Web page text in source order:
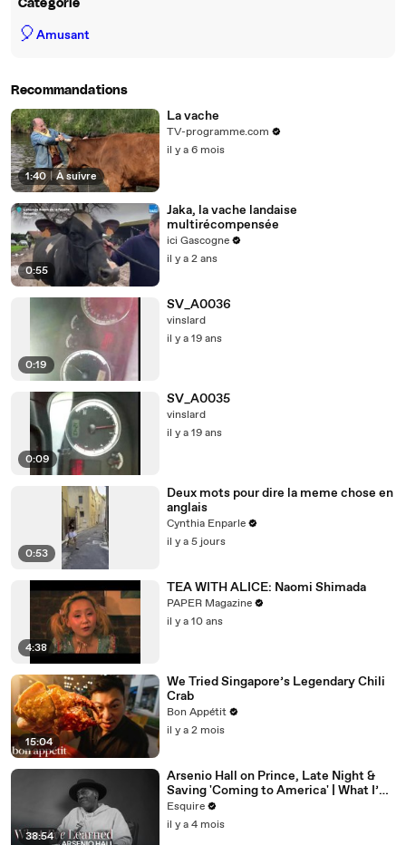
Catégorie
🎈Amusant
Recommandations
1:40 | À suivre
La vache
TV-programme.com
il y a 6 mois
0:55
Jaka, la vache landaise
multirécompensée
ici Gascogne
il y a 2 ans
0:19
SV_A0036
vinslard
il y a 19 ans
0:09
SV_A0035
vinslard
il y a 19 ans
0:53
Deux mots pour dire la meme chose en
anglais
Cynthia Enparle
il y a 5 jours
4:38
TEA WITH ALICE: Naomi Shimada
PAPER Magazine
il y a 10 ans
15:04
We Tried Singapore’s Legendary Chili
Crab
Bon Appétit
il y a 2 mois
38:54
Arsenio Hall on Prince, Late Night &
Saving 'Coming to America' | What I’ve
Learned | Esquire
Esquire
il y a 4 mois